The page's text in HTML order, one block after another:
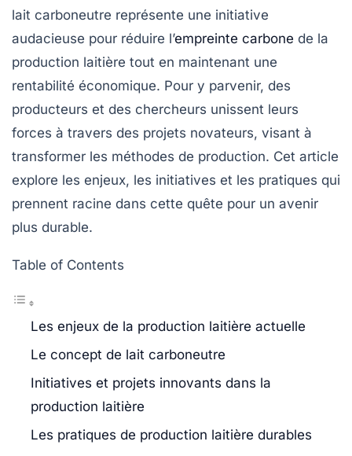
lait carboneutre représente une initiative
audacieuse pour réduire l’empreinte carbone de la
production laitière tout en maintenant une
rentabilité économique. Pour y parvenir, des
producteurs et des chercheurs unissent leurs
forces à travers des projets novateurs, visant à
transformer les méthodes de production. Cet article
explore les enjeux, les initiatives et les pratiques qui
prennent racine dans cette quête pour un avenir
plus durable.
Table of Contents
Les enjeux de la production laitière actuelle
Le concept de lait carboneutre
Initiatives et projets innovants dans la
production laitière
Les pratiques de production laitière durables